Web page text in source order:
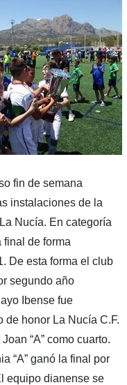
fin de semana
instalaciones de la
Nucía. En categoría
final de forma
De esta forma el club
segundo año
Ibense fue
de honor La Nucía C.F.
“A” como cuarto.
“A” ganó la final por
equipo dianense se